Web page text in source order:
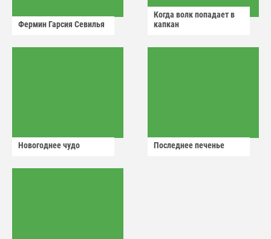
Фермин Гарсия Севилья
Когда волк попадает в
капкан
Новогоднее чудо Последнее печенье